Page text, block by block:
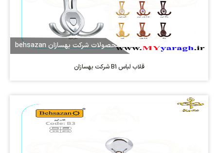
محصولات شرکت بهسازان behsazan
قلاب لباس B1 شرکت بهسازان